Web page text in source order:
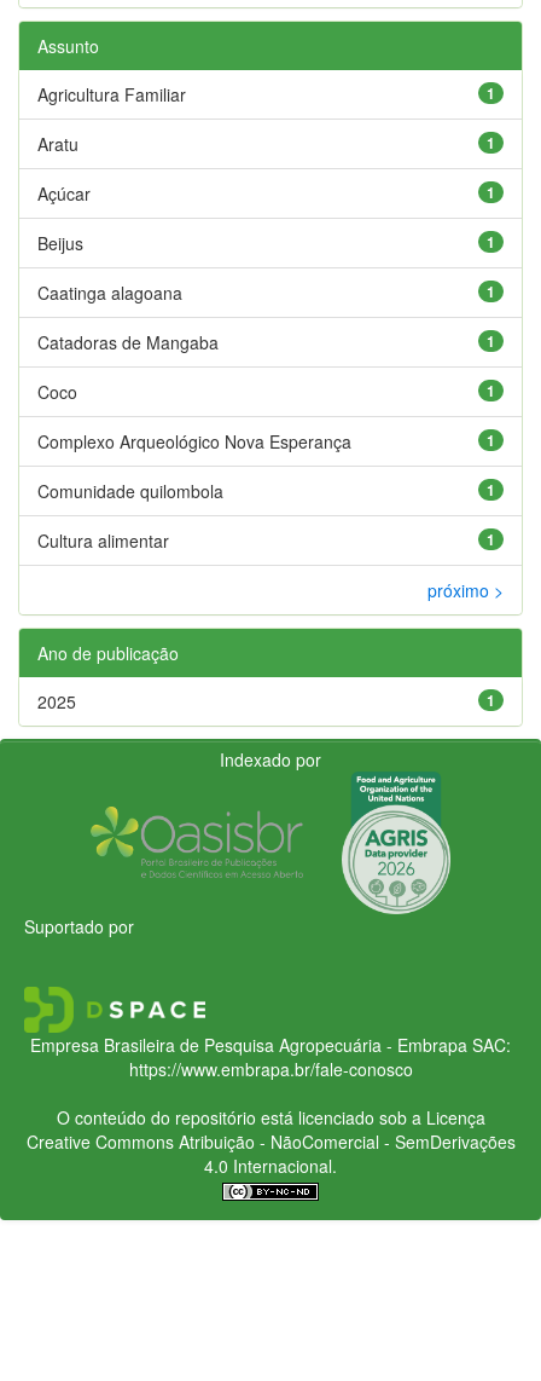
Assunto
1
Agricultura Familiar
1
Aratu
1
Açúcar
1
Beijus
1
Caatinga alagoana
1
Catadoras de Mangaba
1
Coco
1
Complexo Arqueológico Nova Esperança
1
Comunidade quilombola
1
Cultura alimentar
próximo >
Ano de publicação
1
2025
Indexado por
Suportado por
Empresa Brasileira de Pesquisa Agropecuária - Embrapa SAC:
https://www.embrapa.br/fale-conosco
O conteúdo do repositório está licenciado sob a Licença
Creative CommonsAtribuição - NãoComercial - SemDerivações
4.0 Internacional.